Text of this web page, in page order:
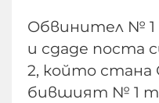
Обвинител № 1
и сдаде поста
2, който стана
бившият № 1